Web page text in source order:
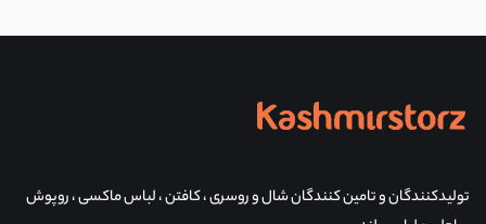
تولیدکنندگان و تامین کنندگان شال و روسری ، کافتن ، لباس ماکسی ، روپوش